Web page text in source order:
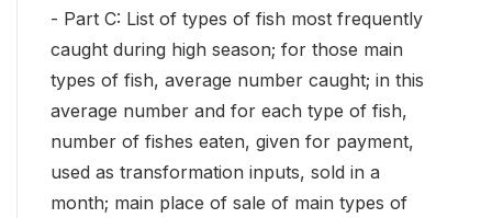
- Part C: List of types of fish most frequently
caught during high season; for those main
types of fish, average number caught; in this
average number and for each type of fish,
number of fishes eaten, given for payment,
used as transformation inputs, sold in a
month; main place of sale of main types of